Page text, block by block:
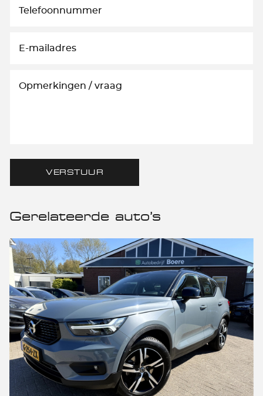
VERSTUUR
Gerelateerde auto’s